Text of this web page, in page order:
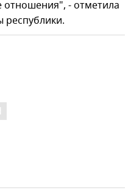
отношения", - отметила
республики.